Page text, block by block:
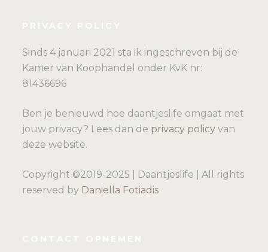
PRIVACY POLICY
Sinds 4 januari 2021 sta ik ingeschreven bij de
Kamer van Koophandel onder KvK nr:
81436696
Ben je benieuwd hoe daantjeslife omgaat met
jouw privacy? Lees dan de privacy policy van
deze website.
Copyright ©2019-2025 | Daantjeslife | All rights
reserved by Daniella Fotiadis
CONTACT OPNEMEN